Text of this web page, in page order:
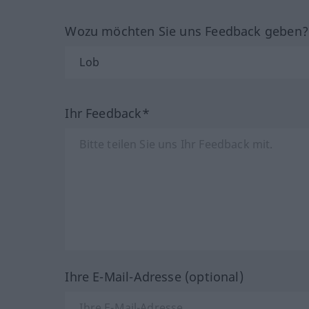
Wozu möchten Sie uns Feedback
Ihr Feedback*
Ihre E-Mail-Adresse (optional)